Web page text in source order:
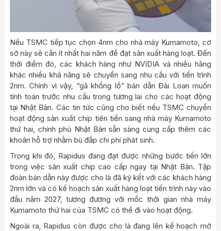
Nếu TSMC tiếp tục chọn 4nm cho nhà máy Kumamoto, cơ
sở này sẽ cần ít nhất hai năm để đạt sản xuất hàng loạt. Đến
thời điểm đó, các khách hàng như NVIDIA và nhiều hãng
khác nhiều khả năng sẽ chuyển sang nhu cầu với tiến trình
2nm. Chính vì vậy, “gã khổng lồ” bán dẫn Đài Loan muốn
tính toán trước nhu cầu trong tương lai cho các hoạt động
tại Nhật Bản. Các tin tức cũng cho biết nếu TSMC chuyển
hoạt động sản xuất chip tiên tiến sang nhà máy Kumamoto
thứ hai, chính phủ Nhật Bản sẵn sàng cung cấp thêm các
khoản hỗ trợ nhằm bù đắp chi phí phát sinh.
Trong khi đó, Rapidus đang đạt được những bước tiến lớn
trong việc sản xuất chip cao cấp ngay tại Nhật Bản. Tập
đoàn bán dẫn này được cho là đã ký kết với các khách hàng
2nm lớn và có kế hoạch sản xuất hàng loạt tiến trình này vào
đầu năm 2027, tương đương với mốc thời gian nhà máy
Kumamoto thứ hai của TSMC có thể đi vào hoạt động.
Ngoài ra, Rapidus còn được cho là đang lên kế hoạch mở